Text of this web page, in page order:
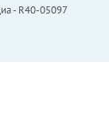
- R40-05097